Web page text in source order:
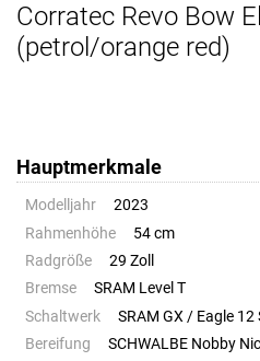
Corratec Revo Bow
(petrol/orange red)
Hauptmerkmale
Modelljahr
2023
Rahmenhöhe
54 cm
Radgröße
29 Zoll
Bremse
SRAM Level T
Schaltwerk
SRAM GX / Eagle
Bereifung
SCHWALBE Nobby